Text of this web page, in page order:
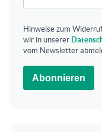
Hinweise zum
wir in unserer
vom Newsletter
Abonnieren